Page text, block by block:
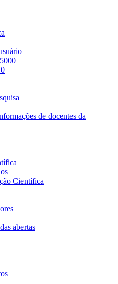
de docentes da
Científica
abertas